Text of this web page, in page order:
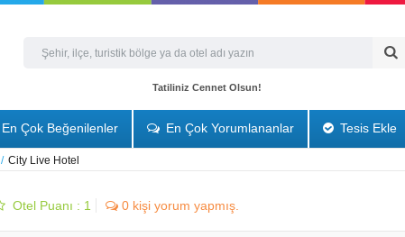
Tatiliniz Cennet Olsun!
En Çok Beğenilenler En Çok Yorumlananlar Tesis Ekle
/ City Live Hotel
Otel Puanı : 1 0 kişi yorum yapmış.